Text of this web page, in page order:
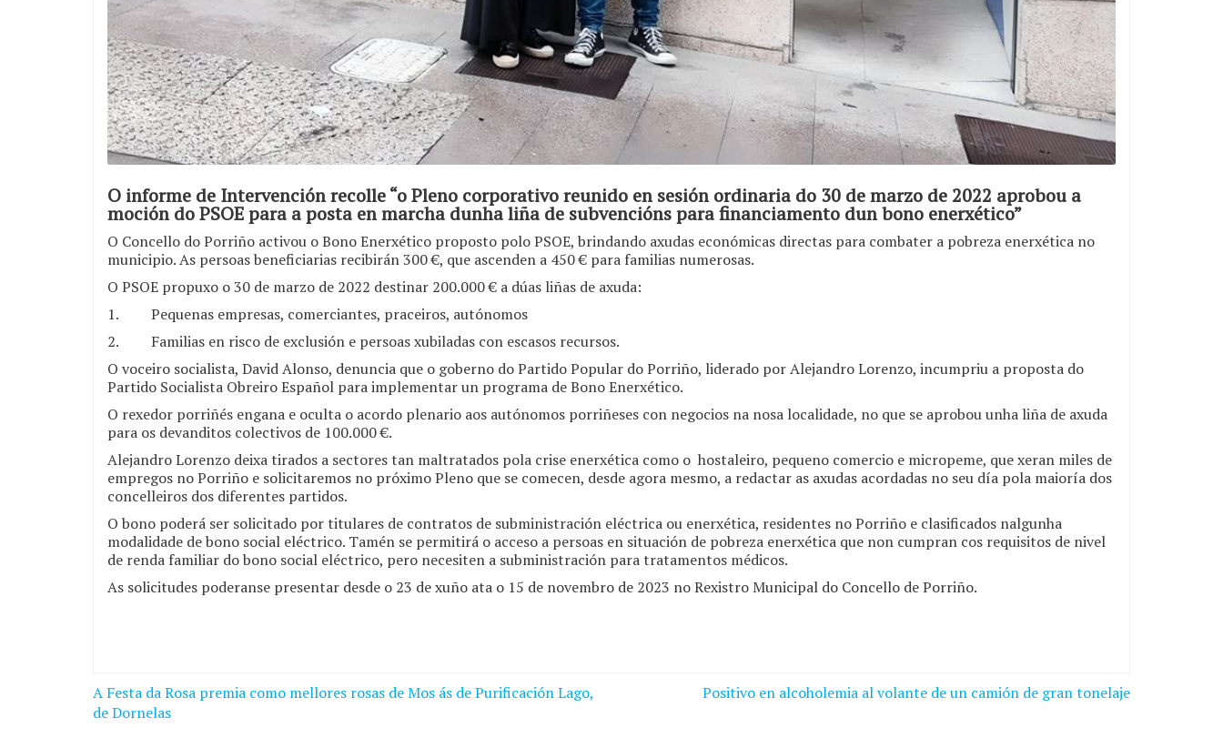
O informe de Intervención recolle “o Pleno corporativo reunido en sesión ordinaria do 30 de marzo de 2022 aprobou a
moción do PSOE para a posta en marcha dunha liña de subvencións para financiamento dun bono enerxético”
O Concello do Porriño activou o Bono Enerxético proposto polo PSOE, brindando axudas económicas directas para combater a pobreza enerxética no
municipio. As persoas beneficiarias recibirán 300 €, que ascenden a 450 € para familias numerosas.
O PSOE propuxo o 30 de marzo de 2022 destinar 200.000 € a dúas liñas de axuda:
1. Pequenas empresas, comerciantes, praceiros, autónomos
2. Familias en risco de exclusión e persoas xubiladas con escasos recursos.
O voceiro socialista, David Alonso, denuncia que o goberno do Partido Popular do Porriño, liderado por Alejandro Lorenzo, incumpriu a proposta do
Partido Socialista Obreiro Español para implementar un programa de Bono Enerxético.
O rexedor porriñés engana e oculta o acordo plenario aos autónomos porriñeses con negocios na nosa localidade, no que se aprobou unha liña de axuda
para os devanditos colectivos de 100.000 €.
Alejandro Lorenzo deixa tirados a sectores tan maltratados pola crise enerxética como o hostaleiro, pequeno comercio e micropeme, que xeran miles de
empregos no Porriño e solicitaremos no próximo Pleno que se comecen, desde agora mesmo, a redactar as axudas acordadas no seu día pola maioría dos
concelleiros dos diferentes partidos.
O bono poderá ser solicitado por titulares de contratos de subministración eléctrica ou enerxética, residentes no Porriño e clasificados nalgunha
modalidade de bono social eléctrico. Tamén se permitirá o acceso a persoas en situación de pobreza enerxética que non cumpran cos requisitos de nivel
de renda familiar do bono social eléctrico, pero necesiten a subministración para tratamentos médicos.
As solicitudes poderanse presentar desde o 23 de xuño ata o 15 de novembro de 2023 no Rexistro Municipal do Concello de Porriño.
Navegación
A Festa da Rosa premia como mellores rosas de Mos ás de Purificación Lago,
de Dornelas
Positivo en alcoholemia al volante de un camión de gran tonelaje